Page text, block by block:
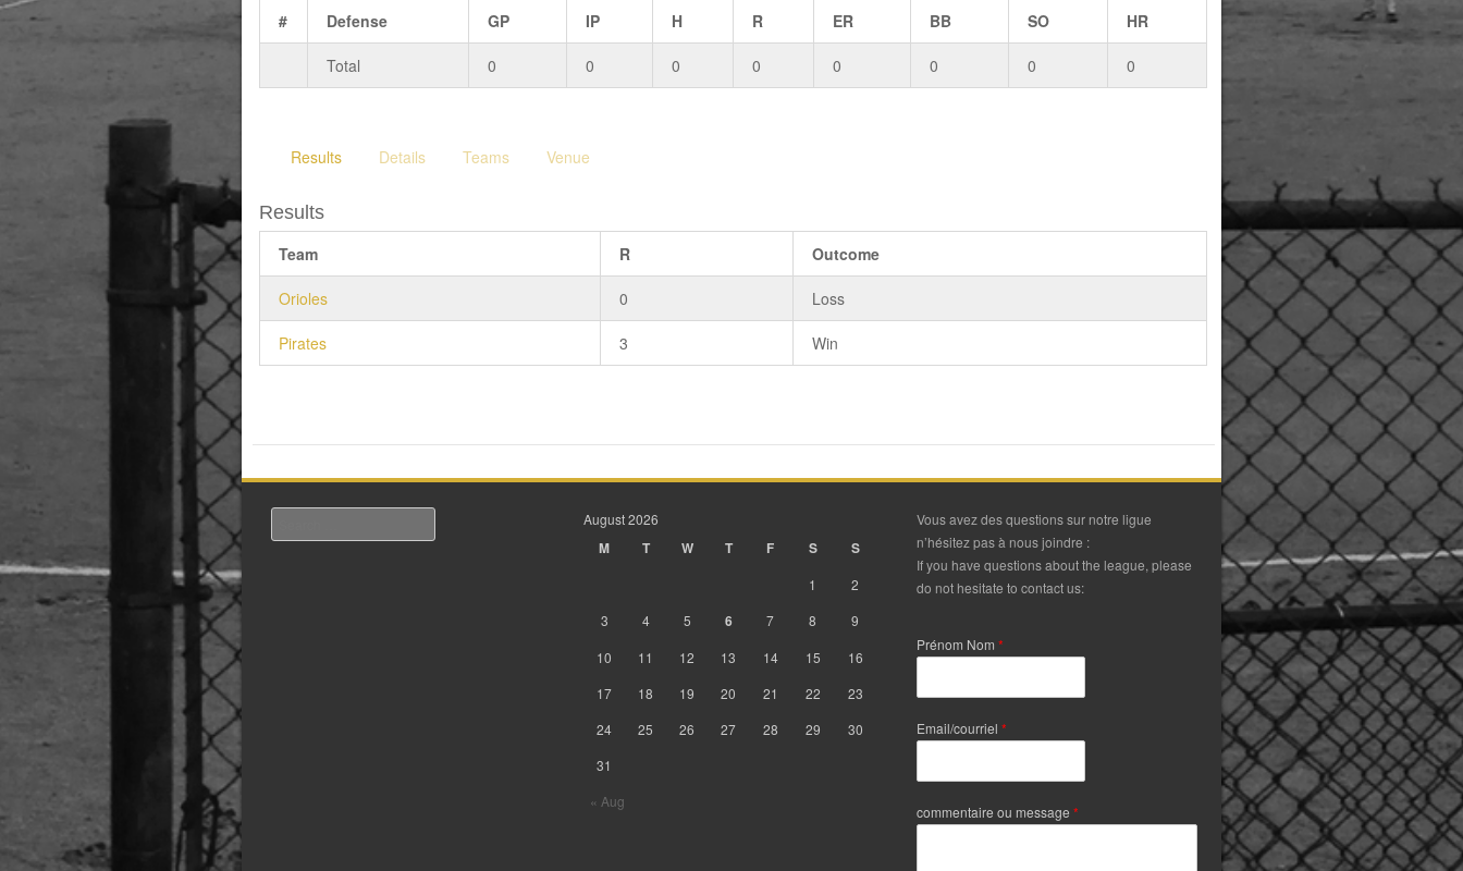
# Defense GP IP H R ER BB SO HR
Total 0 0 0 0 0 0 0 0
Results Details Teams Venue
Results
Team
R Outcome
Orioles 0 Loss
Pirates 3 Win
August 2026
M T W T F S S
« Aug
1
2
3
4 5 6 7 8
9
10
11 12 13 14 15
16
17
18 19 20 21 22
23
24
25 26 27 28 29
30
31
Vous avez des questions sur notre ligue
n’hésitez pas à nous joindre :
If you have questions about the league, please
do not hesitate to contact us:
Prénom Nom*
Email/courriel*
commentaire ou message*